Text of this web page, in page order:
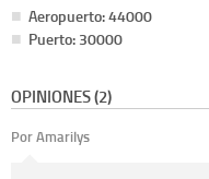
Aeropuerto: 44000
Puerto: 30000
OPINIONES (2)
Por Amarilys